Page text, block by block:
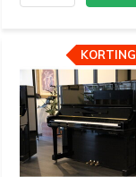
KORTING
KORTING